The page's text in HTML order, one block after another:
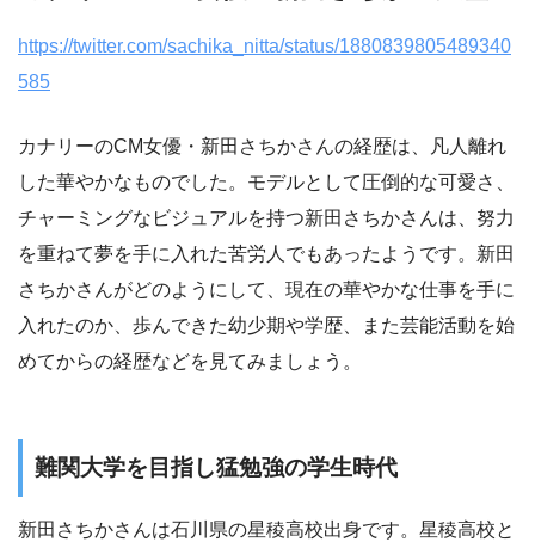
https://twitter.com/sachika_nitta/status/1880839805489340
585
カナリーのCM女優・新田さちかさんの経歴は、凡人離れ
した華やかなものでした。モデルとして圧倒的な可愛さ、
チャーミングなビジュアルを持つ新田さちかさんは、努力
を重ねて夢を手に入れた苦労人でもあったようです。新田
さちかさんがどのようにして、現在の華やかな仕事を手に
入れたのか、歩んできた幼少期や学歴、また芸能活動を始
めてからの経歴などを見てみましょう。
難関大学を目指し猛勉強の学生時代
新田さちかさんは石川県の星稜高校出身です。星稜高校と